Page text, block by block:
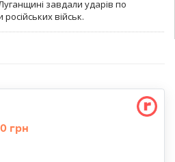
завдали ударів по
військ.
грн